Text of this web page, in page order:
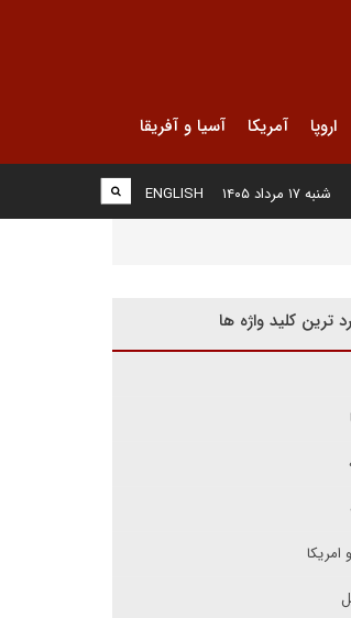
اروپا آمریکا آسیا و آفریقا
ENGLISH شنبه ۱۷ مرداد ۱۴۰۵
ترین کلید واژه ها
امریکا